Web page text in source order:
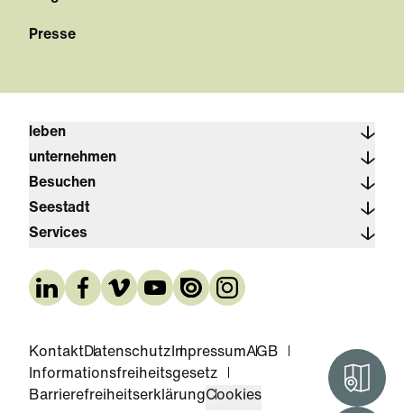
Presse
leben
unternehmen
Besuchen
Seestadt
Services
KontaktDatenschutz ImpressumAGB
Informationsfreiheitsgesetz
BarrierefreiheitserklärungCookies